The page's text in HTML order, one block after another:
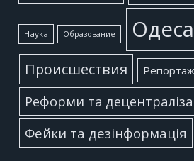
Наука Образование Одеса
Происшествия
Реформи та
Фейки та дезінформація